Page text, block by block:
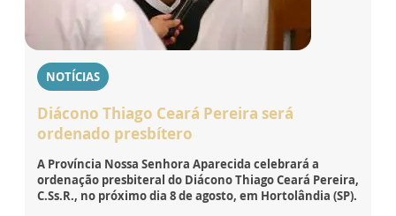
NOTÍCIAS
Diácono Thiago Ceará Pereira será
ordenado presbítero
A Província Nossa Senhora Aparecida celebrará a
ordenação presbiteral do Diácono Thiago Ceará Pereira,
C.Ss.R., no próximo dia 8 de agosto, em Hortolândia (SP).